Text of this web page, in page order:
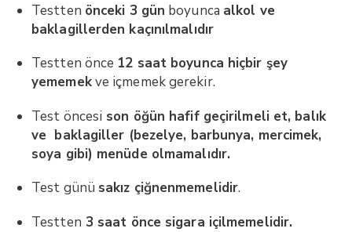
Testten önceki 3 gün boyunca alkol ve
baklagillerden kaçınılmalıdır
Testten önce 12 saat boyunca hiçbir şey
yememekve içmemek gerekir.
Test öncesi son öğün hafif geçirilmeli et, balık
ve baklagiller (bezelye, barbunya, mercimek,
soya gibi) menüde olmamalıdır.
Test günü sakız çiğnenmemelidir.
Testten 3 saat önce sigara içilmemelidir.